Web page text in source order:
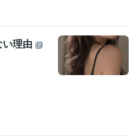
理由